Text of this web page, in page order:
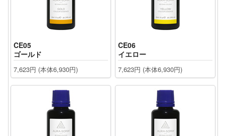
CE05
ゴールド
7,623円 (本体6,930円)
CE06
イエロー
7,623円 (本体6,930円)